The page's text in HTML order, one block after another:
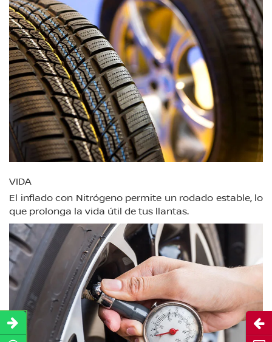
VIDA
El inflado con Nitrógeno permite un rodado estable, lo
que prolonga la vida útil de tus llantas.